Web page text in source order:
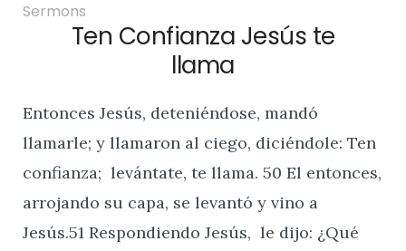
Sermons
Ten Confianza Jesús te
llama
Entonces Jesús, deteniéndose, mandó
llamarle; y llamaron al ciego, diciéndole: Ten
confianza; levántate, te llama. 50 El entonces,
arrojando su capa, se levantó y vino a
Jesús.51 Respondiendo Jesús, le dijo: ¿Qué